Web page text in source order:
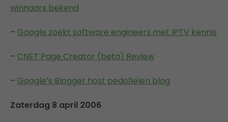
winnaars bekend
– Google zoekt software engineers met IPTV kennis
– CNET Page Creator (beta) Review
– Google’s Blogger host pedofielen blog
Zaterdag 8 april 2006